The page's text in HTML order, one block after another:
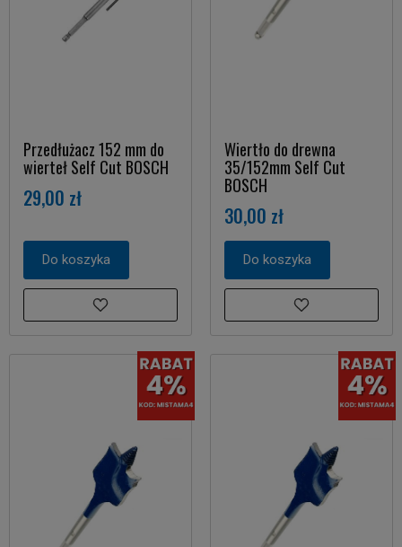
Przedłużacz 152 mm do
wierteł Self Cut BOSCH
29,00 zł
Do koszyka
Wiertło do drewna
35/152mm Self Cut
BOSCH
30,00 zł
Do koszyka